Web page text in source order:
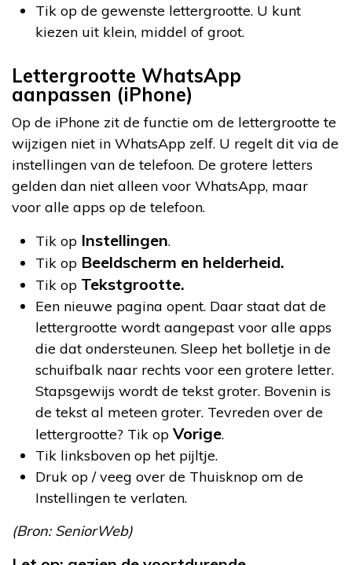
Tik op de gewenste lettergrootte. U kunt
kiezen uit klein, middel of groot.
Lettergrootte WhatsApp
aanpassen (iPhone)
Op de iPhone zit de functie om de lettergrootte te
wijzigen niet in WhatsApp zelf. U regelt dit via de
instellingen van de telefoon. De grotere letters
gelden dan niet alleen voor WhatsApp, maar
voor alle apps op de telefoon.
Tik op Instellingen.
Tik op Beeldscherm en helderheid.
Tik op Tekstgrootte.
Een nieuwe pagina opent. Daar staat dat de
lettergrootte wordt aangepast voor alle apps
die dat ondersteunen. Sleep het bolletje in de
schuifbalk naar rechts voor een grotere letter.
Stapsgewijs wordt de tekst groter. Bovenin is
de tekst al meteen groter. Tevreden over de
lettergrootte? Tik op Vorige.
Tik linksboven op het pijltje.
Druk op / veeg over de Thuisknop om de
Instellingen te verlaten.
(Bron: SeniorWeb)